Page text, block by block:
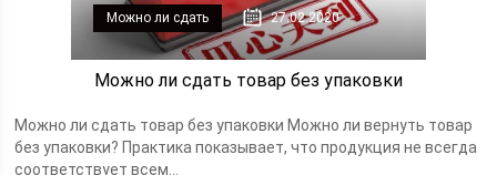
Можно ли сдать 27.02.2020
Можно ли сдать товар без упаковки
Можно ли сдать товар без упаковки Можно ли вернуть товар
без упаковки? Практика показывает, что продукция не всегда
соответствует всем...